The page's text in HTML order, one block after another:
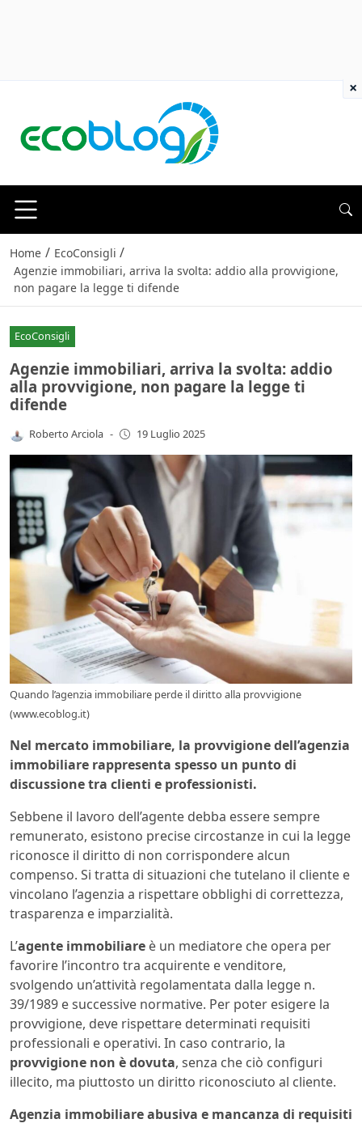
Home / EcoConsigli /
Agenzie immobiliari, arriva la svolta: addio alla provvigione,
non pagare la legge ti difende
EcoConsigli
Agenzie immobiliari, arriva la svolta: addio
alla provvigione, non pagare la legge ti
difende
Roberto Arciola - 19 Luglio 2025
Quando l’agenzia immobiliare perde il diritto alla provvigione
(www.ecoblog.it)
Nel mercato immobiliare, la provvigione dell’agenzia
immobiliare rappresenta spesso un punto di
discussione tra clienti e professionisti.
Sebbene il lavoro dell’agente debba essere sempre
remunerato, esistono precise circostanze in cui la legge
riconosce il diritto di non corrispondere alcun
compenso. Si tratta di situazioni che tutelano il cliente e
vincolano l’agenzia a rispettare obblighi di correttezza,
trasparenza e imparzialità.
L’agente immobiliare è un mediatore che opera per
favorire l’incontro tra acquirente e venditore,
svolgendo un’attività regolamentata dalla legge n.
39/1989 e successive normative. Per poter esigere la
provvigione, deve rispettare determinati requisiti
professionali e operativi. In caso contrario, la
provvigione non è dovuta, senza che ciò configuri
illecito, ma piuttosto un diritto riconosciuto al cliente.
Agenzia immobiliare abusiva e mancanza di requisiti
×